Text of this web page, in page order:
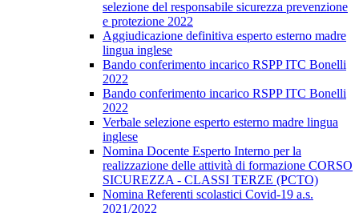
selezione del responsabile sicurezza prevenzione
e protezione 2022
Aggiudicazione definitiva esperto esterno madre
lingua inglese
Bando conferimento incarico RSPP ITC Bonelli
2022
Bando conferimento incarico RSPP ITC Bonelli
2022
Verbale selezione esperto esterno madre lingua
inglese
Nomina Docente Esperto Interno per la
realizzazione delle attività di formazione CORSO
SICUREZZA - CLASSI TERZE (PCTO)
Nomina Referenti scolastici Covid-19 a.s.
2021/2022